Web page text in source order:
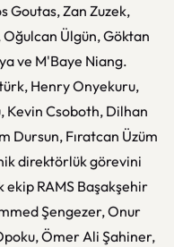
Goutas, Zan Zuzek,
Ülgün, Göktan
ve M'Baye Niang.
Henry Onyekuru,
Kevin Csoboth, Dilhan
Dursun, Fıratcan Üzüm
direktörlük görevini
RAMS Başakşehir
Şengezer, Onur
Ömer Ali Şahiner,